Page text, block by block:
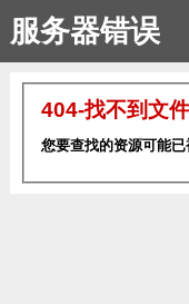
服务器错误
404-找不到文件
您要查找的资源可能已